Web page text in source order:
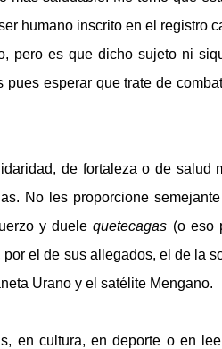
humano inscrito en el registro
pero es que dicho sujeto ni
esperar que trate de
de fortaleza o de salud
No les proporcione
y duelequetecagas (o eso
el de sus allegados, el de la
Urano y el satélite Mengano.
en cultura, en deporte o en